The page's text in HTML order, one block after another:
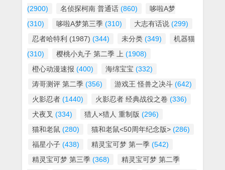
(2900)
名侦探柯南 普通话 (860)
哆啦A梦
(310)
哆啦A梦第三季 (310) 大志有话说 (299)
忍者哈特利 (1987) (344) 未分类 (349)
机器猫
(310)
樱桃小丸子 第二季 上 (1908)
橙心动漫速报 (400) 海绵宝宝 (332)
涛哥测评 第二季 (356) 游戏王 怪兽之决斗 (642)
火影忍者 (1440) 火影忍者 经典战役之卷 (336)
犬夜叉 (334) 猎人×猎人 重制版 (296)
猫和老鼠 (280) 猫和老鼠<50周年纪念版> (286)
福星小子 (438) 精灵宝可梦 第一季 (542)
精灵宝可梦 第三季 (368)
精灵宝可梦 第二季